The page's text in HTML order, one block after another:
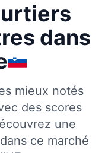
dans
mieux notés
des scores
une
ce marché